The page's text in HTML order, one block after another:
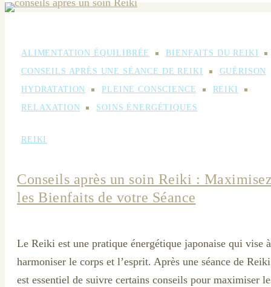
ALIMENTATION ÉQUILIBRÉE
BIENFAITS DU REIKI
CONSEILS APRÈS UNE SÉANCE DE REIKI
GUÉRISON
HYDRATATION
PLEINE CONSCIENCE
REIKI
RELAXATION
SOINS ÉNERGÉTIQUES
REIKI
Conseils après un soin Reiki :
les Bienfaits de votre Séance
Le Reiki est une pratique énergétique japonaise qui vise à
harmoniser le corps et l’esprit. Après une séance de
est essentiel de suivre certains conseils pour maximiser